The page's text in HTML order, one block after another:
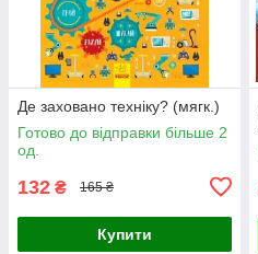
Де заховано техніку? (мягк.)
Готово до відправки більше 2
од.
132 ₴ 165 ₴
Купити